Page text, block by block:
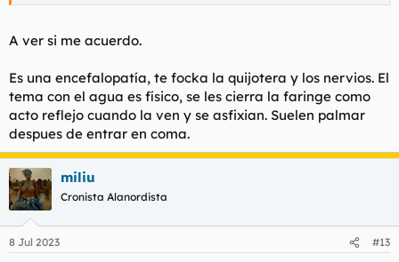
A ver si me acuerdo.
Es una encefalopatía, te focka la quijotera y los nervios. El
tema con el agua es físico, se les cierra la faringe como
acto reflejo cuando la ven y se asfixian. Suelen palmar
despues de entrar en coma.
miliu
Cronista Alanordista
8 Jul 2023 #13